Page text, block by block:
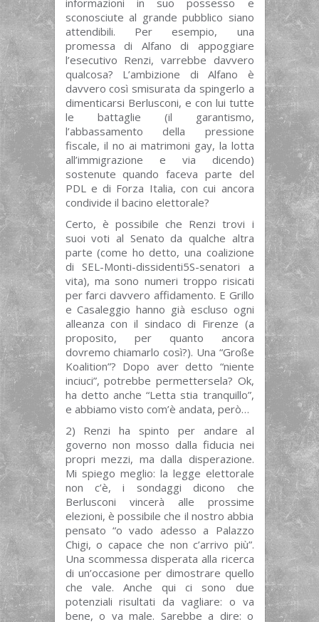
informazioni in suo possesso e
sconosciute al grande pubblico siano
attendibili. Per esempio, una
promessa di Alfano di appoggiare
l’esecutivo Renzi, varrebbe davvero
qualcosa? L’ambizione di Alfano è
davvero così smisurata da spingerlo a
dimenticarsi Berlusconi, e con lui tutte
le battaglie (il garantismo,
l’abbassamento della pressione
fiscale, il no ai matrimoni gay, la lotta
all’immigrazione e via dicendo)
sostenute quando faceva parte del
PDL e di Forza Italia, con cui ancora
condivide il bacino elettorale?
Certo, è possibile che Renzi trovi i
suoi voti al Senato da qualche altra
parte (come ho detto, una coalizione
di SEL-Monti-dissidenti5S-senatori a
vita), ma sono numeri troppo risicati
per farci davvero affidamento. E Grillo
e Casaleggio hanno già escluso ogni
alleanza con il sindaco di Firenze (a
proposito, per quanto ancora
dovremo chiamarlo così?). Una “Große
Koalition”? Dopo aver detto “niente
inciuci”, potrebbe permettersela? Ok,
ha detto anche “Letta stia tranquillo”,
e abbiamo visto com’è andata, però…
2) Renzi ha spinto per andare al
governo non mosso dalla fiducia nei
propri mezzi, ma dalla disperazione.
Mi spiego meglio: la legge elettorale
non c’è, i sondaggi dicono che
Berlusconi vincerà alle prossime
elezioni, è possibile che il nostro abbia
pensato “o vado adesso a Palazzo
Chigi, o capace che non c’arrivo più”.
Una scommessa disperata alla ricerca
di un’occasione per dimostrare quello
che vale. Anche qui ci sono due
potenziali risultati da vagliare: o va
bene, o va male. Sarebbe a dire: o